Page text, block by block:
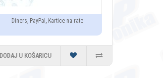
Diners, PayPal, Kartice na rate
DODAJ U KOŠARICU